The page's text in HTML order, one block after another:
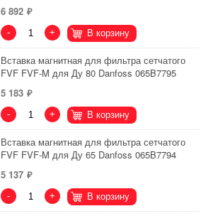
6 892
- + В корзину
Вставка магнитная для фильтра сетчатого
FVF FVF-M для Ду 80 Danfoss 065B7795
5 183
- + В корзину
Вставка магнитная для фильтра сетчатого
FVF FVF-M для Ду 65 Danfoss 065B7794
5 137
- + В корзину